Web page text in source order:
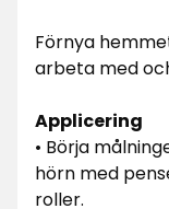
Förnya
arbeta med
Applicering
• Börja
hörn med
roller.